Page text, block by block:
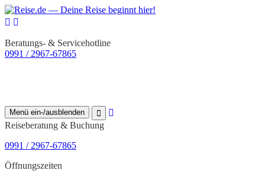
Beratungs- & Servicehotline
0991 / 2967-67865
Menü ein-/ausblenden
Reiseberatung & Buchung
0991 / 2967-67865
Öffnungszeiten